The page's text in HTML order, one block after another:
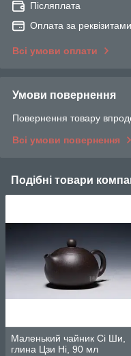
Післяплата
Оплата за реквізитами
Всі умови оплати
Умови повернення
Повернення товару
Всі умови повернення
Подібні товари
Маленький чайник Сі Ши,
глина Цзи Ні, 90 мл